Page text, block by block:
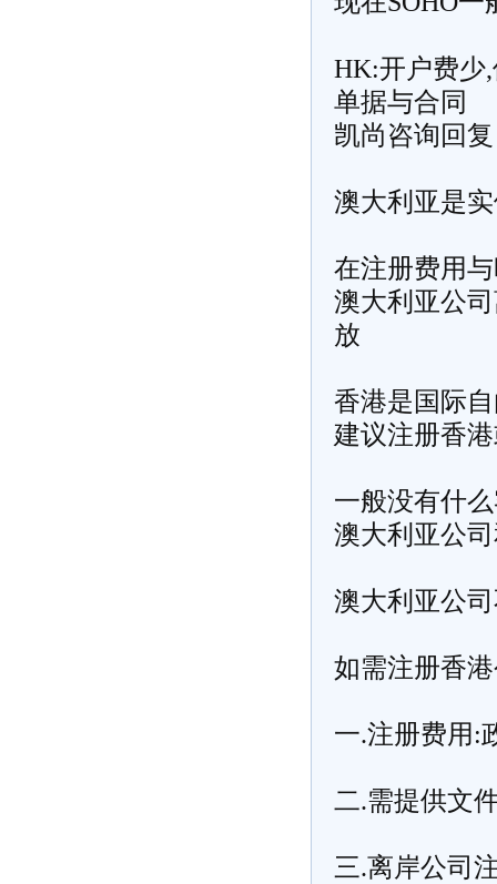
HK:开户费少
单据与合同
凯尚咨询回复
澳大利亚是
在注册费用
澳大利亚公
放
香港是国际
建议注册香
一般没有什
澳大利亚公
澳大利亚公
如需注册香
一.注册费用:
二.需提供文
三.离岸公司